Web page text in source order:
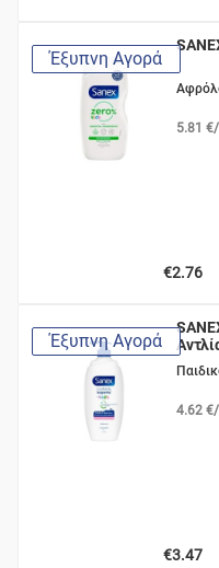
Έξυπνη Αγορά
5.81
€2.76
Έξυπνη Αγορά
4.62
€3.47